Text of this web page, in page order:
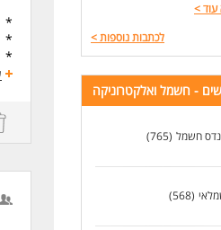
>
לכתבות נוספות>
- חשמל ואלקטרוניקה
חשמל (765)
(568)
*
*
*
*
*
*